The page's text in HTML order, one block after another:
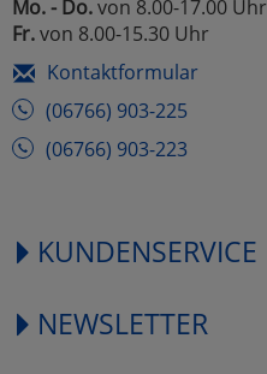
Mo. - Do.von 8.00-17.00 Uhr
Fr.von 8.00-15.30 Uhr
Kontaktformular
(06766) 903-225
(06766) 903-223
KUNDENSERVICE
NEWSLETTER